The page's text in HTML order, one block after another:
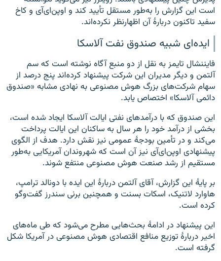
است این گزارش را به‌طور مستقل تأیید کند و اوپن‌ای‌آی و کاخ
سفید تاکنون دربارهٔ آن اظهارنظر نکرده‌اند.
ایده‌ای شبیه صندوق نفت آلاسکا
فایننشال تایمز به نقل از دو منبع آگاه نوشته است که سم
آلتمن و دیگر مدیران این شرکت پیشنهاد کرده‌اند پنج درصد از
سهام شرکت‌های بزرگ هوش مصنوعی به نهادی مشابه «صندوق
دائمی آلاسکا» اختصاص یابد.
این صندوق که با درآمدهای نفتی ایالت آلاسکا ایجاد شده است،
بخشی از درآمد خود را هر سال به ساکنان این ایالت پرداخت
می‌کند و در تأمین بودجهٔ عمومی نیز نقش دارد. هدف از الگوی
پیشنهادی اوپن‌ای‌آی نیز آن است که شهروندان آمریکایی به‌طور
مستقیم از رشد صنعت هوش مصنوعی منتفع شوند.
بر پایهٔ این گزارش، آقای آلتمن دربارهٔ این ایده با دونالد ترامپ،
هاوارد لاتنیک، اسکات بسنت و همچنین برنی سندرز گفت‌وگو
کرده است.
این پیشنهاد در ادامهٔ بحث‌هایی مطرح می‌شود که طی ماه‌های
اخیر دربارهٔ توزیع منافع اقتصادی هوش مصنوعی در آمریکا شکل
گرفته است.